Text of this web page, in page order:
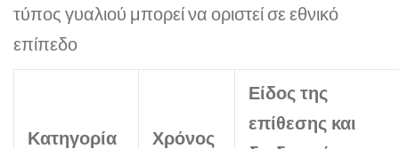
τύπος γυαλιού μπορεί να οριστεί σε εθνικό
επίπεδο
Κατηγορία Χρόνος
Είδος της
επίθεσης και